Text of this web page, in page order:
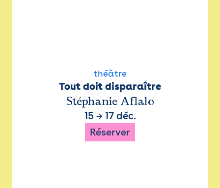
théâtre
Tout doit disparaître
Stéphanie Aflalo
15 → 17 déc.
Réserver